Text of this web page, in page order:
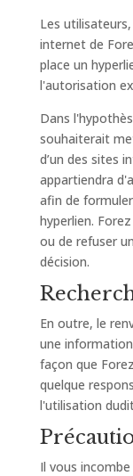
Les
internet de
place un
l'autorisation
Dans
souhaiterait
d’un des sites
appartiendra
afin de
hyperlien.
ou de refuser
décision.
En outre, le
une
façon que
quelque
l'utilisation
Il vous